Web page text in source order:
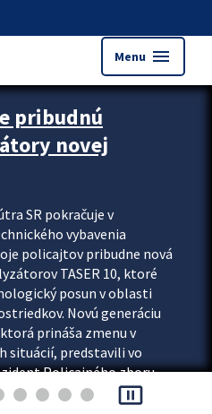
Menu menu
pribudnú
novej
SR pokračuje v
vybavenia
policajtov pribudne nová
TASER 10, ktoré
posun v oblasti
Novú generáciu
prináša zmenu v
situácií, predstavili vo
Policajného zboru
výcviku...
pause_presentation